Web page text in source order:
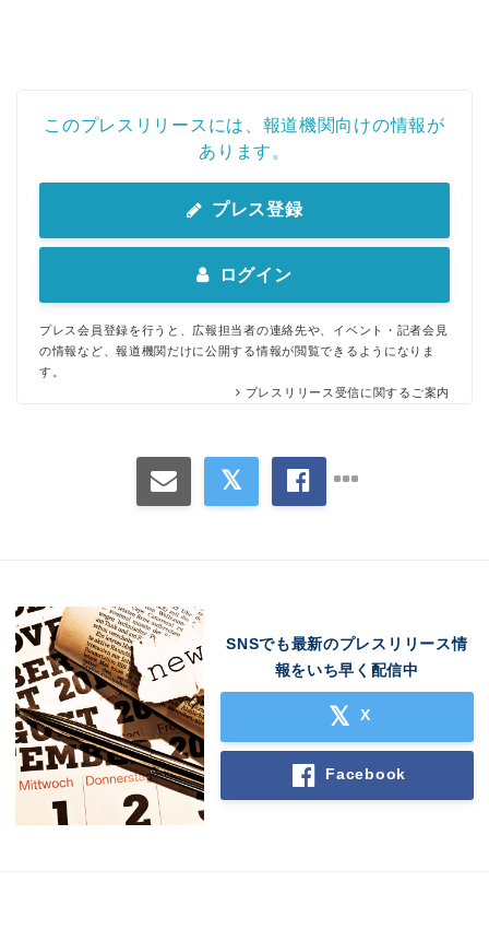
このプレスリリースには、報道機関向けの情報が
あります。
プレス登録
ログイン
プレス会員登録を行うと、広報担当者の連絡先や、イベント・記者会見
の情報など、報道機関だけに公開する情報が閲覧できるようになりま
す。
プレスリリース受信に関するご案内
SNSでも最新のプレスリリース情
報をいち早く配信中
X
Facebook